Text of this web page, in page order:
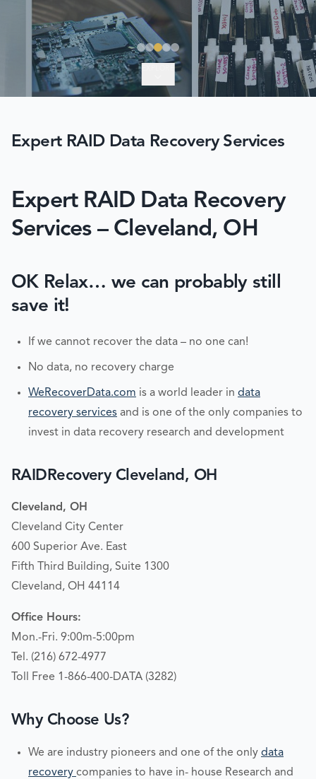
Expert RAID Data Recovery Services
Expert RAID Data Recovery
Services – Cleveland, OH
OK Relax… we can probably still
save it!
If we cannot recover the data – no one can!
No data, no recovery charge
WeRecoverData.com is a world leader in data
recovery services and is one of the only companies to
invest in data recovery research and development
RAIDRecovery Cleveland, OH
Cleveland, OH
Cleveland City Center
600 Superior Ave. East
Fifth Third Building, Suite 1300
Cleveland, OH 44114
Office Hours:
Mon.-Fri. 9:00m-5:00pm
Tel. (216) 672-4977
Toll Free 1-866-400-DATA (3282)
Why Choose Us?
We are industry pioneers and one of the only data
recovery companies to have in- house Research and